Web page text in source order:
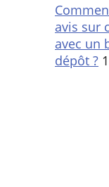
avis sur
avec un
dépôt ?